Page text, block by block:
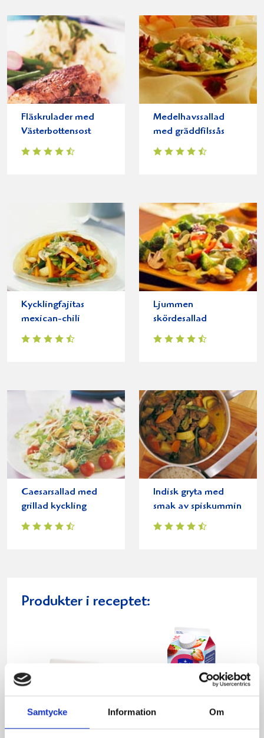
Samtycke Information Om
Fläskrulader med
Västerbottensost
Medelhavssallad
med gräddfilssås
Kycklingfajitas
mexican-chili
Ljummen
skördesallad
Caesarsallad med
grillad kyckling
Indisk gryta med
smak av spiskummin
Produkter i receptet: